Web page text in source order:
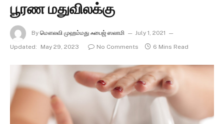
பூரண மதுவிலக்கு
By மௌலவி முஹம்மது ஃபைஜ் ஸலாமி
July 1, 2021
Updated:
May 29, 2023 No Comments 6 Mins Read